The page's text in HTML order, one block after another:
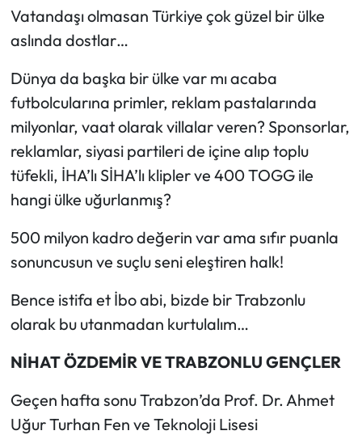
Vatandaşı olmasan Türkiye çok güzel bir ülke
aslında dostlar…
Dünya da başka bir ülke var mı acaba
futbolcularına primler, reklam pastalarında
milyonlar, vaat olarak villalar veren? Sponsorlar,
reklamlar, siyasi partileri de içine alıp toplu
tüfekli, İHA’lı SİHA’lı klipler ve 400 TOGG ile
hangi ülke uğurlanmış?
500 milyon kadro değerin var ama sıfır puanla
sonuncusun ve suçlu seni eleştiren halk!
Bence istifa et İbo abi, bizde bir Trabzonlu
olarak bu utanmadan kurtulalım…
NİHAT ÖZDEMİR VE TRABZONLU GENÇLER
Geçen hafta sonu Trabzon’da Prof. Dr. Ahmet
Uğur Turhan Fen ve Teknoloji Lisesi